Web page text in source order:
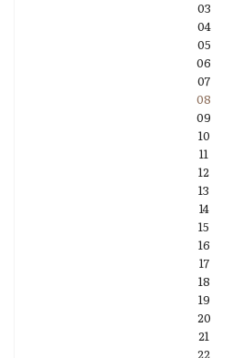
03
04
05
06
07
08
09
10
11
12
13
14
15
16
17
18
19
20
21
22